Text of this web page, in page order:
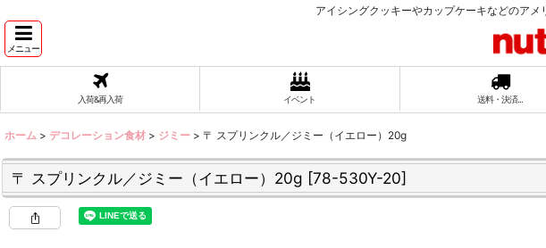
アイシングクッキーやカップケーキなどのア
メニュー
入荷&再入荷 イベント 送料・決済...
ホーム > デコレーション食材 > ジミー > 〒 スプリンクル／ジミー（イエロー）20g
〒 スプリンクル／ジミー（イエロー）20g [78-530Y-20]